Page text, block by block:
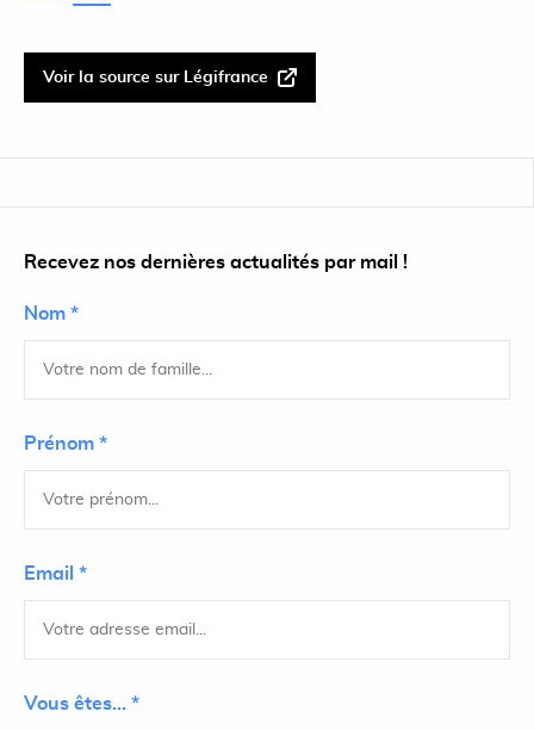
Voir la source sur Légifrance
Recevez nos dernières actualités par mail !
Nom *
Prénom *
Email *
Vous êtes... *